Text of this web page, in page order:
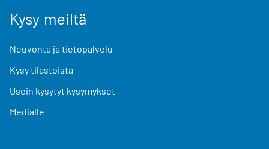
Kysy meiltä
Neuvonta ja tietopalvelu
Kysy tilastoista
Usein kysytyt kysymykset
Medialle